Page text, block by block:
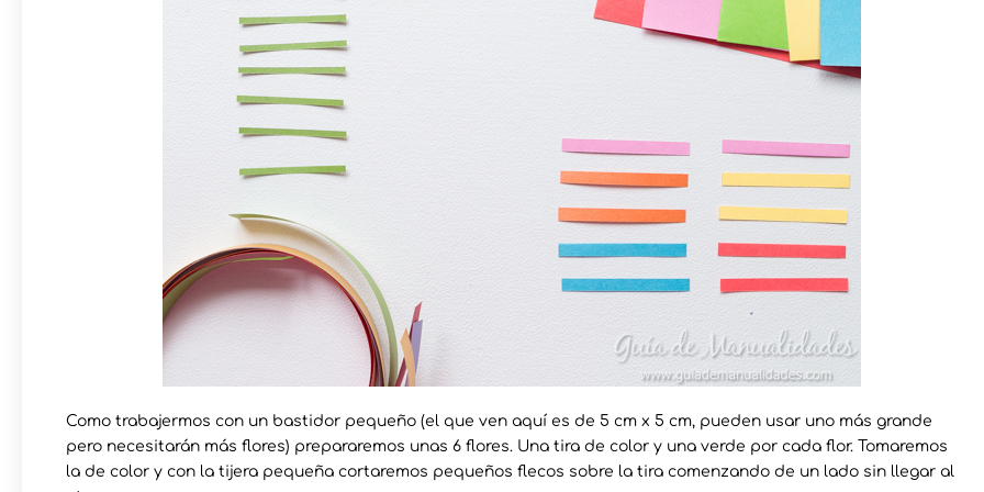
Como trabajermos con un bastidor pequeño (el que ven aquí es de 5 cm x 5 cm, pueden usar uno más grande
pero necesitarán más flores) prepararemos unas 6 flores. Una tira de color y una verde por cada flor. Tomaremos
la de color y con la tijera pequeña cortaremos pequeños flecos sobre la tira comenzando de un lado sin llegar al